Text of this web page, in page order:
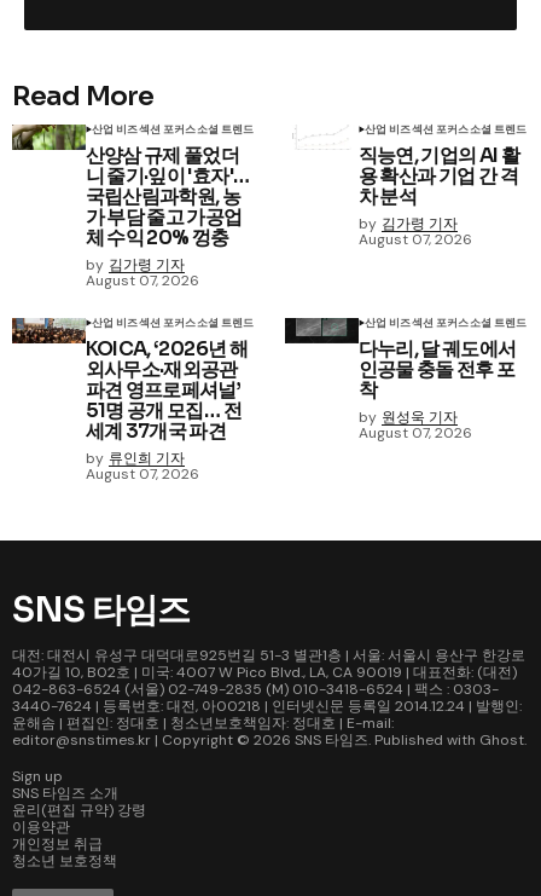
Read More
산업 비즈섹션 포커스소셜 트렌드
산양삼 규제 풀었더
니 줄기·잎이 '효자'…
국립산림과학원, 농
가 부담 줄고 가공업
체 수익 20% 껑충
by 김가령 기자
August 07, 2026
산업 비즈섹션 포커스소셜 트렌드
직능연, 기업의 AI 활
용 확산과 기업 간 격
차 분석
by 김가령 기자
August 07, 2026
산업 비즈섹션 포커스소셜 트렌드
KOICA, ‘2026년 해
외사무소·재외공관
파견 영프로페셔널’
51명 공개 모집… 전
세계 37개국 파견
by 류인희 기자
August 07, 2026
산업 비즈섹션 포커스소셜 트렌드
다누리, 달 궤도에서
인공물 충돌 전후 포
착
by 원성욱 기자
August 07, 2026
SNS 타임즈
대전: 대전시 유성구 대덕대로925번길 51-3 별관1층 | 서울: 서울시 용산구 한강로
40가길 10, B02호 | 미국: 4007 W Pico Blvd., LA, CA 90019 | 대표전화: (대전)
042-863-6524 (서울) 02-749-2835 (M) 010-3418-6524 | 팩스 : 0303-
3440-7624 | 등록번호: 대전, 아00218 | 인터넷신문 등록일 2014.12.24 | 발행인:
윤해솜 | 편집인: 정대호 | 청소년보호책임자: 정대호 | E-mail:
editor@snstimes.kr | Copyright © 2026 SNS 타임즈. Published with Ghost.
Sign up
SNS 타임즈 소개
윤리(편집 규약) 강령
이용약관
개인정보 취급
청소년 보호정책